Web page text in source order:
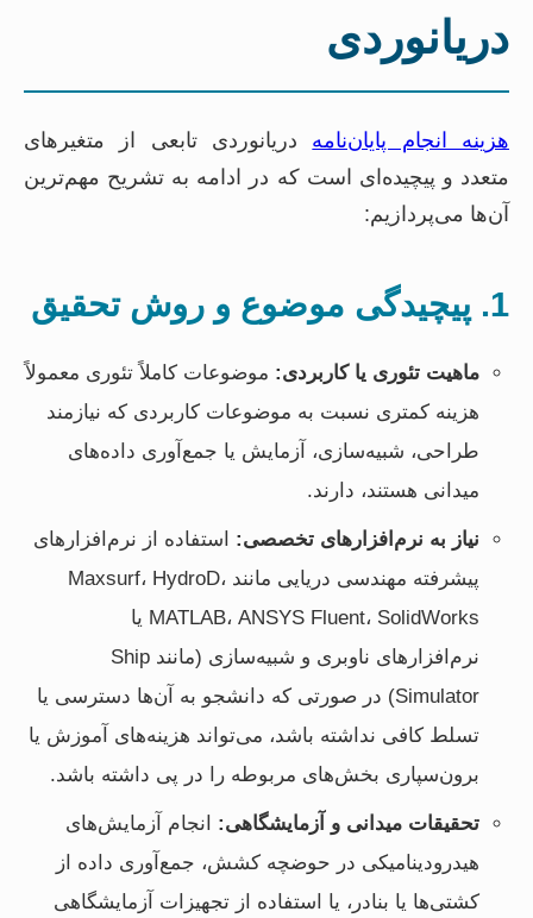
دریانوردی
هزینه انجام پایان‌نامه دریانوردی تابعی از متغیرهای
متعدد و پیچیده‌ای است که در ادامه به تشریح مهم‌ترین
آن‌ها می‌پردازیم:
1. پیچیدگی موضوع و روش تحقیق
ماهیت تئوری یا کاربردی: موضوعات کاملاً تئوری معمولاً
هزینه کمتری نسبت به موضوعات کاربردی که نیازمند
طراحی، شبیه‌سازی، آزمایش یا جمع‌آوری داده‌های
میدانی هستند، دارند.
نیاز به نرم‌افزارهای تخصصی: استفاده از نرم‌افزارهای
پیشرفته مهندسی دریایی مانند Maxsurf، HydroD،
MATLAB، ANSYS Fluent، SolidWorks یا
نرم‌افزارهای ناوبری و شبیه‌سازی (مانند Ship
Simulator) در صورتی که دانشجو به آن‌ها دسترسی یا
تسلط کافی نداشته باشد، می‌تواند هزینه‌های آموزش یا
برون‌سپاری بخش‌های مربوطه را در پی داشته باشد.
تحقیقات میدانی و آزمایشگاهی: انجام آزمایش‌های
هیدرودینامیکی در حوضچه کشش، جمع‌آوری داده از
کشتی‌ها یا بنادر، یا استفاده از تجهیزات آزمایشگاهی